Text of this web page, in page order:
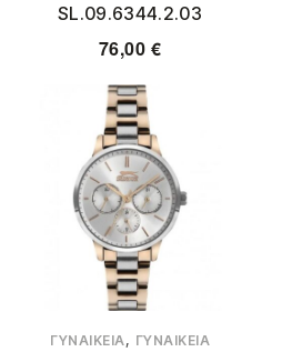
SL.09.6344.2.03
76,00 €
ΓΥΝΑΙΚΕΊΑ, ΓΥΝΑΙΚΕΊΑ